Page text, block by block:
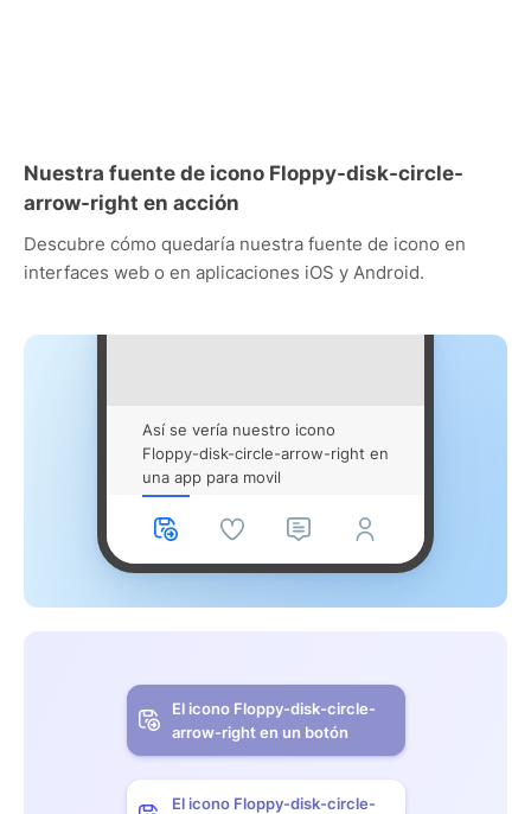
Nuestra fuente de icono Floppy-disk-circle-
arrow-right en acción
Descubre cómo quedaría nuestra fuente de icono en
interfaces web o en aplicaciones iOS y Android.
Así se vería nuestro icono
Floppy-disk-circle-arrow-right en
una app para movil
El icono Floppy-disk-circle-
arrow-right en un botón
El icono Floppy-disk-circle-